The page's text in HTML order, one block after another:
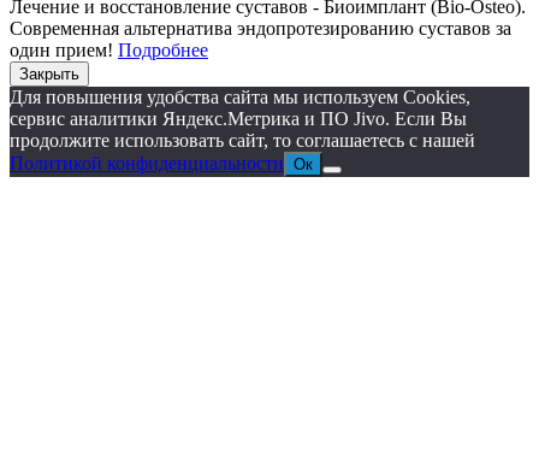
Лечение и восстановление суставов - Биоимплант (Bio-Osteo).
Современная альтернатива эндопротезированию суставов за
один прием! Подробнее
Закрыть
Для повышения удобства сайта мы используем Cookies,
сервис аналитики Яндекс.Метрика и ПО Jivo. Если Вы
продолжите использовать сайт, то соглашаетесь с нашей
Политикой конфиденциальности Ок